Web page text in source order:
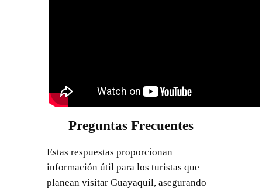
Preguntas Frecuentes
Estas respuestas proporcionan
información útil para los turistas que
planean visitar Guayaquil, asegurando